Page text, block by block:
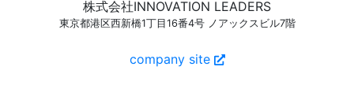
株式会社INNOVATION LEADERS
東京都港区西新橋1丁目16番4号 ノアックスビル7階
company site